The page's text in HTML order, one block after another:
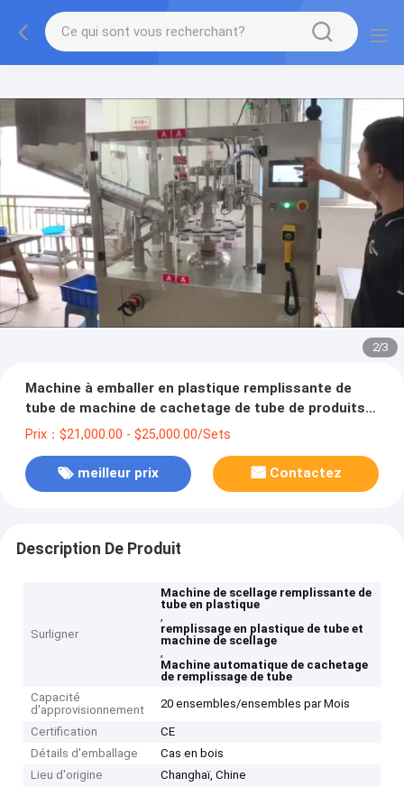
2/3
Machine à emballer en plastique remplissante de
tube de machine de cachetage de tube de produits
de soin pour la peau
Prix：$21,000.00 - $25,000.00/Sets
meilleur prix Contactez
Description De Produit
Surligner
Machine de scellage remplissante de
tube en plastique
,
remplissage en plastique de tube et
machine de scellage
,
Machine automatique de cachetage
de remplissage de tube
Capacité
d'approvisionnement
20 ensembles/ensembles par Mois
Certification
CE
Détails d'emballage
Cas en bois
Lieu d'origine
Changhaï, Chine